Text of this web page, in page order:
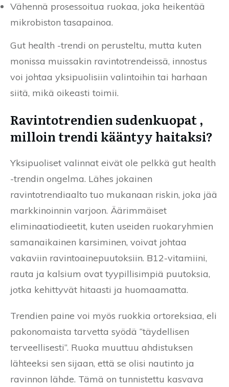
Vähennä prosessoitua ruokaa, joka heikentää
mikrobiston tasapainoa.
Gut health -trendi on perusteltu, mutta kuten
monissa muissakin ravintotrendeissä, innostus
voi johtaa yksipuolisiin valintoihin tai harhaan
siitä, mikä oikeasti toimii.
Ravintotrendien sudenkuopat ,
milloin trendi kääntyy haitaksi?
Yksipuoliset valinnat eivät ole pelkkä gut health
-trendin ongelma. Lähes jokainen
ravintotrendiaalto tuo mukanaan riskin, joka jää
markkinoinnin varjoon. Äärimmäiset
eliminaatiodieetit, kuten useiden ruokaryhmien
samanaikainen karsiminen, voivat johtaa
vakaviin ravintoainepuutoksiin. B12-vitamiini,
rauta ja kalsium ovat tyypillisimpiä puutoksia,
jotka kehittyvät hitaasti ja huomaamatta.
Trendien paine voi myös ruokkia ortoreksiaa, eli
pakonomaista tarvetta syödä “täydellisen
terveellisesti”. Ruoka muuttuu ahdistuksen
lähteeksi sen sijaan, että se olisi nautinto ja
ravinnon lähde. Tämä on tunnistettu kasvava